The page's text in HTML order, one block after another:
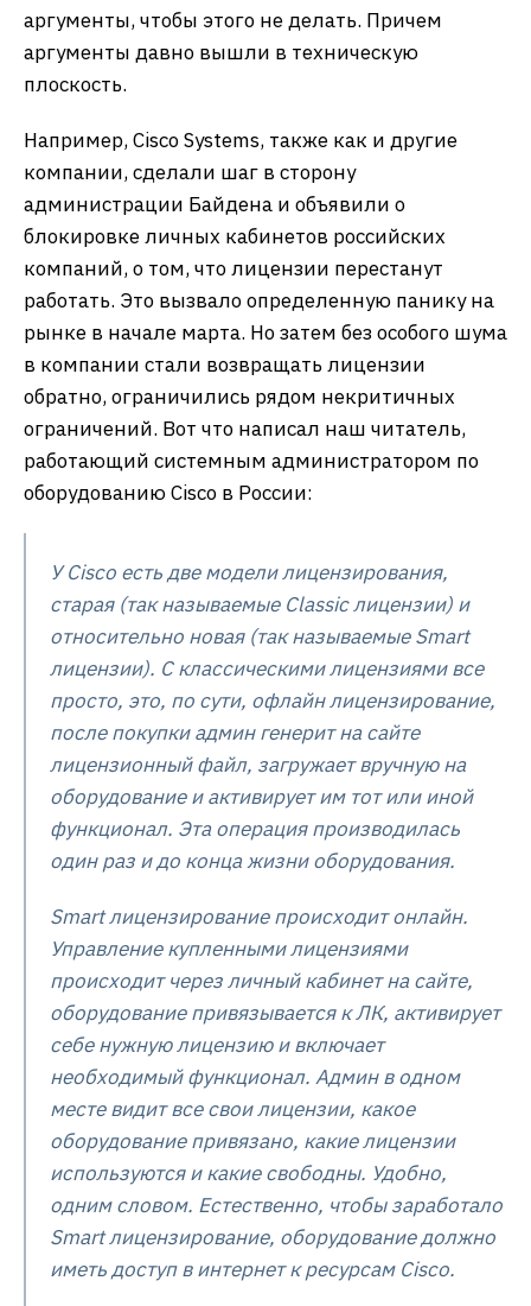
аргументы, чтобы этого не делать. Причем
аргументы давно вышли в техническую
плоскость.
Например, Cisco Systems, также как и другие
компании, сделали шаг в сторону
администрации Байдена и объявили о
блокировке личных кабинетов российских
компаний, о том, что лицензии перестанут
работать. Это вызвало определенную панику на
рынке в начале марта. Но затем без особого шума
в компании стали возвращать лицензии
обратно, ограничились рядом некритичных
ограничений. Вот что написал наш читатель,
работающий системным администратором по
оборудованию Cisco в России:
У Cisco есть две модели лицензирования,
старая (так называемые Classic лицензии) и
относительно новая (так называемые Smart
лицензии). С классическими лицензиями все
просто, это, по сути, офлайн лицензирование,
после покупки админ генерит на сайте
лицензионный файл, загружает вручную на
оборудование и активирует им тот или иной
функционал. Эта операция производилась
один раз и до конца жизни оборудования.
Smart лицензирование происходит онлайн.
Управление купленными лицензиями
происходит через личный кабинет на сайте,
оборудование привязывается к ЛК, активирует
себе нужную лицензию и включает
необходимый функционал. Админ в одном
месте видит все свои лицензии, какое
оборудование привязано, какие лицензии
используются и какие свободны. Удобно,
одним словом. Естественно, чтобы заработало
Smart лицензирование, оборудование должно
иметь доступ в интернет к ресурсам Cisco.